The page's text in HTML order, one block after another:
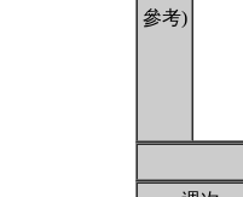
參考)